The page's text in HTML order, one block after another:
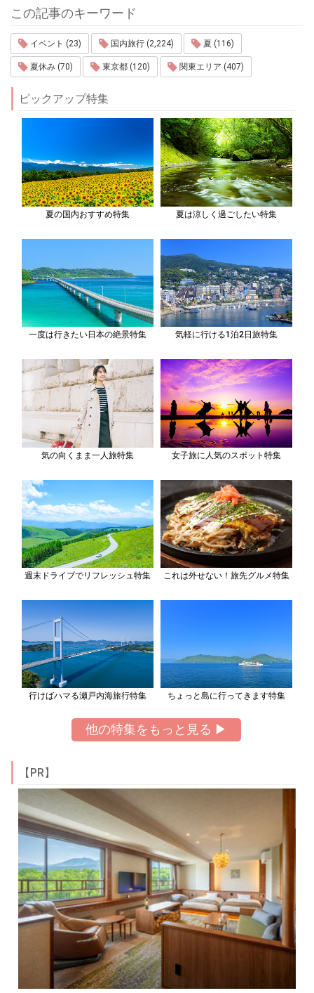
この記事のキーワード
イベント (23) 国内旅行 (2,224) 夏 (116)
夏休み (70) 東京都 (120) 関東エリア (407)
ピックアップ特集
夏の国内おすすめ特集 夏は涼しく過ごしたい特集
一度は行きたい日本の絶景特集 気軽に行ける1泊2日旅特集
気の向くまま一人旅特集 女子旅に人気のスポット特集
週末ドライブでリフレッシュ特集 これは外せない！旅先グルメ特集
行けばハマる瀬戸内海旅行特集 ちょっと島に行ってきます特集
他の特集をもっと見る ▶
【PR】